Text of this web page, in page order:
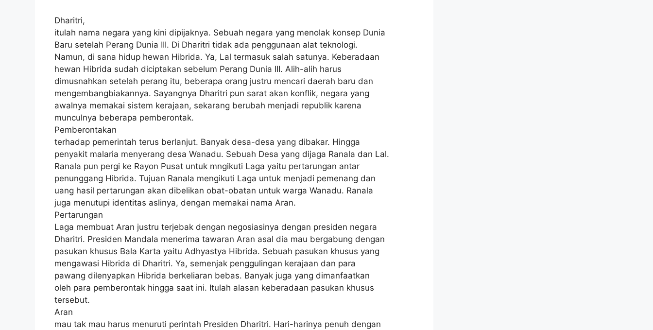
Dharitri,
itulah nama negara yang kini dipijaknya. Sebuah negara yang menolak konsep Dunia
Baru setelah Perang Dunia III. Di Dharitri tidak ada penggunaan alat teknologi.
Namun, di sana hidup hewan Hibrida. Ya, Lal termasuk salah satunya. Keberadaan
hewan Hibrida sudah diciptakan sebelum Perang Dunia III. Alih-alih harus
dimusnahkan setelah perang itu, beberapa orang justru mencari daerah baru dan
mengembangbiakannya. Sayangnya Dharitri pun sarat akan konflik, negara yang
awalnya memakai sistem kerajaan, sekarang berubah menjadi republik karena
munculnya beberapa pemberontak.
Pemberontakan
terhadap pemerintah terus berlanjut. Banyak desa-desa yang dibakar. Hingga
penyakit malaria menyerang desa Wanadu. Sebuah Desa yang dijaga Ranala dan Lal.
Ranala pun pergi ke Rayon Pusat untuk mngikuti Laga yaitu pertarungan antar
penunggang Hibrida. Tujuan Ranala mengikuti Laga untuk menjadi pemenang dan
uang hasil pertarungan akan dibelikan obat-obatan untuk warga Wanadu. Ranala
juga menutupi identitas aslinya, dengan memakai nama Aran.
Pertarungan
Laga membuat Aran justru terjebak dengan negosiasinya dengan presiden negara
Dharitri. Presiden Mandala menerima tawaran Aran asal dia mau bergabung dengan
pasukan khusus Bala Karta yaitu Adhyastya Hibrida. Sebuah pasukan khusus yang
mengawasi Hibrida di Dharitri. Ya, semenjak penggulingan kerajaan dan para
pawang dilenyapkan Hibrida berkeliaran bebas. Banyak juga yang dimanfaatkan
oleh para pemberontak hingga saat ini. Itulah alasan keberadaan pasukan khusus
tersebut.
Aran
mau tak mau harus menuruti perintah Presiden Dharitri. Hari-harinya penuh dengan